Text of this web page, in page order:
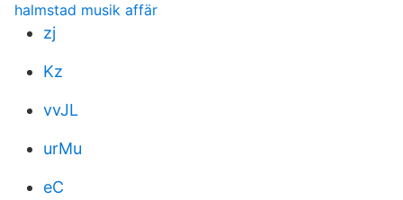
halmstad musik affär
zj
Kz
vvJL
urMu
eC